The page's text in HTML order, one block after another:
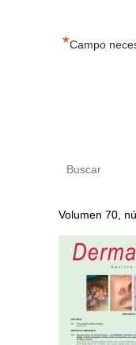
*Campo
Volumen 70,